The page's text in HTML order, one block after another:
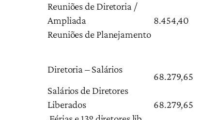
Reuniões de Diretoria /
Ampliada
8.454,40
Reuniões de Planejamento
Diretoria – Salários
68.279,65
Salários de Diretores
Liberados
68.279,65